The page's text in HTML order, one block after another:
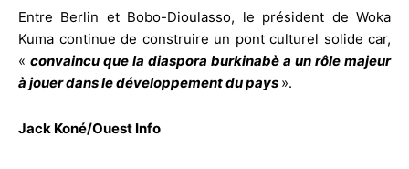
Entre Berlin et Bobo-Dioulasso, le président de Woka
Kuma continue de construire un pont culturel solide car,
« convaincu que la diaspora burkinabè a un rôle majeur
à jouer dans le développement du pays ».
Jack Koné/Ouest Info